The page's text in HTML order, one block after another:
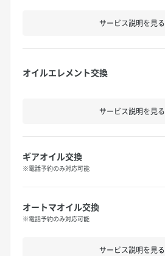
サービス説明を見る
オイルエレメント交換
サービス説明を見る
ギアオイル交換
※電話予約のみ対応可能
オートマオイル交換
※電話予約のみ対応可能
サービス説明を見る